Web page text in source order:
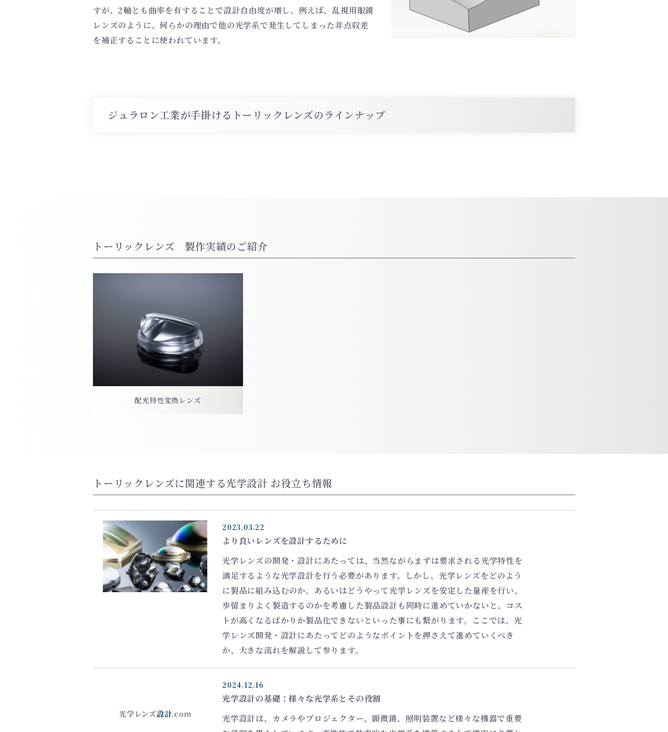
すが、2軸とも曲率を有することで設計自由度が増し、例えば、乱視用眼鏡
レンズのように、何らかの理由で他の光学系で発生してしまった非点収差
を補正することに使われています。
ジュラロン工業が手掛けるトーリックレンズのラインナップ
トーリックレンズ 製作実績のご紹介
配光特性変換レンズ
トーリックレンズに関連する光学設計 お役立ち情報
2023.03.22
より良いレンズを設計するために
光学レンズの開発・設計にあたっては、当然ながらまずは要求される光学特性を
満足するような光学設計を行う必要があります。しかし、光学レンズをどのよう
に製品に組み込むのか、あるいはどうやって光学レンズを安定した量産を行い、
歩留まりよく製造するのかを考慮した製品設計も同時に進めていかないと、コス
トが高くなるばかりか製品化できないといった事にも繋がります。ここでは、光
学レンズ開発・設計にあたってどのようなポイントを押さえて進めていくべき
か、大きな流れを解説して参ります。
2024.12.16
光学設計の基礎：様々な光学系とその役割
光学設計は、カメラやプロジェクター、顕微鏡、照明装置など様々な機器で重要